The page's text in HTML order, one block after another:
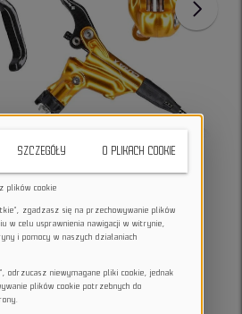
SZCZEGÓŁY O PLIKACH COOKIE
plików cookie
zgadzasz się na przechowywanie plików
w celu usprawnienia nawigacji w witrynie,
i pomocy w naszych działaniach
odrzucasz niewymagane pliki cookie, jednak
plików cookie potrzebnych do